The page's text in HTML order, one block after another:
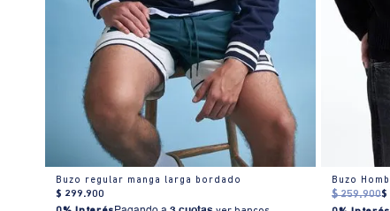
Buzo regular manga larga bordado
$ 299.900
$ 259.900$